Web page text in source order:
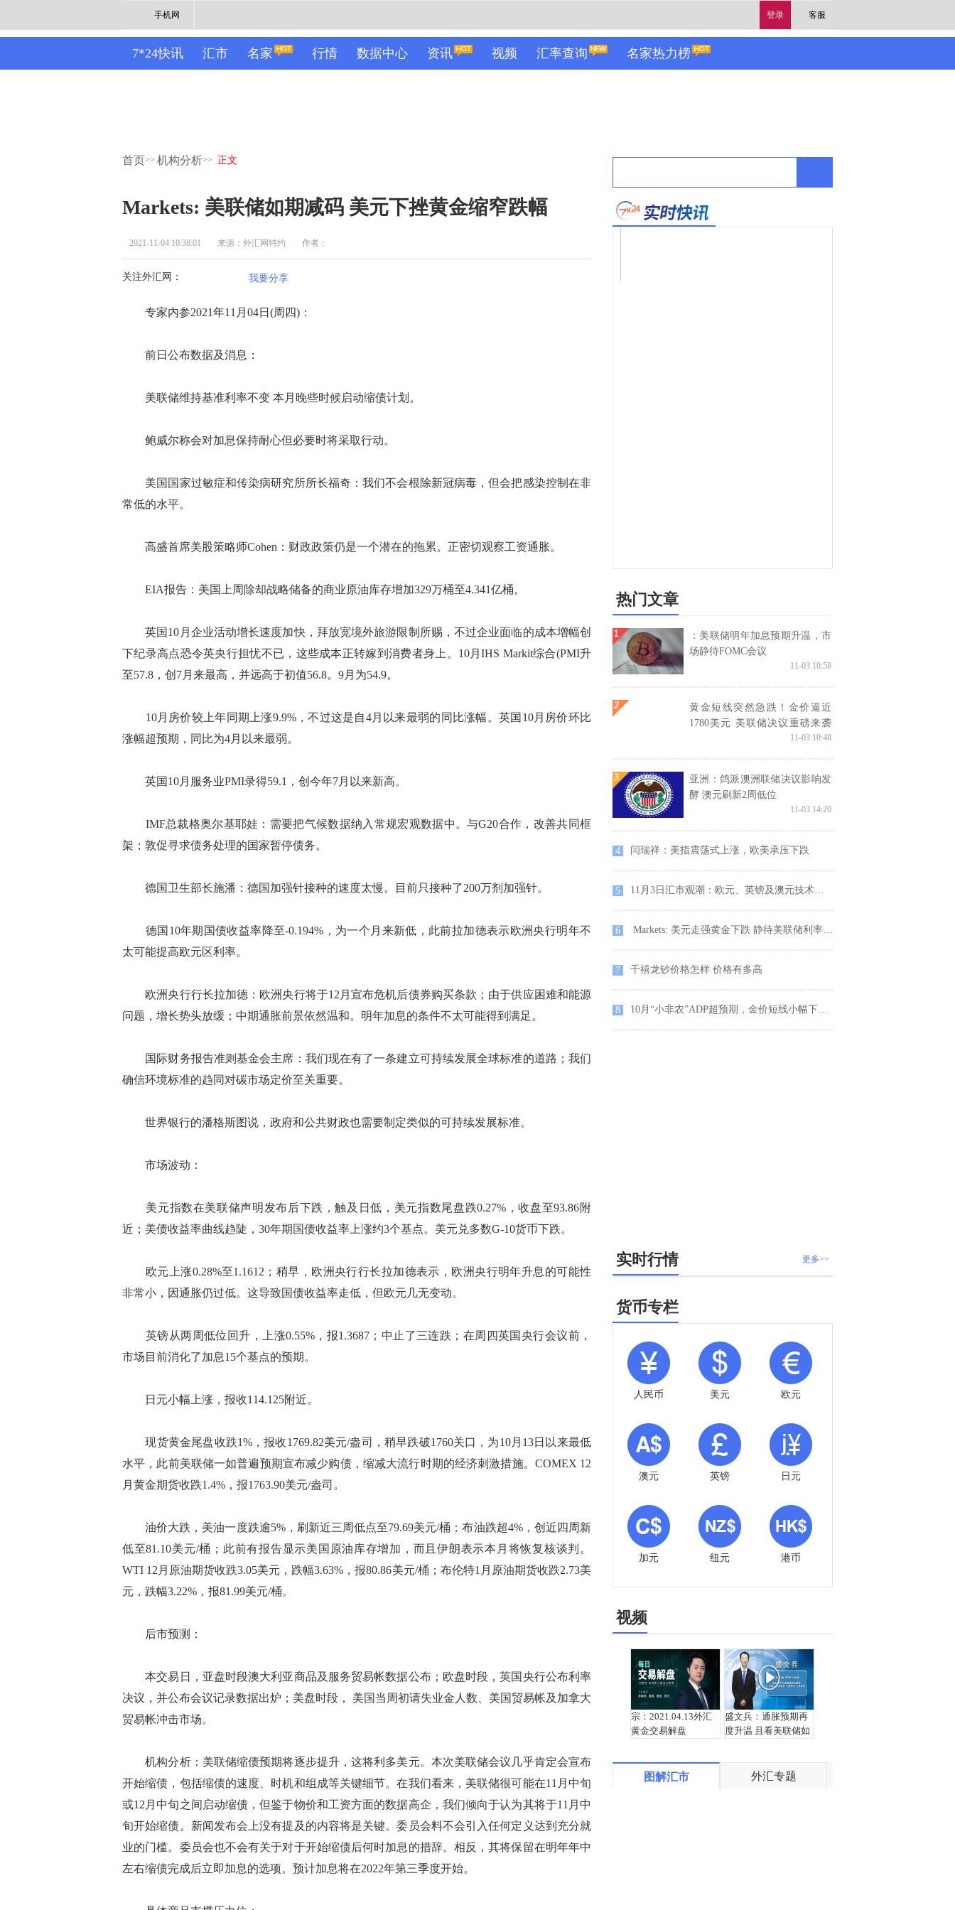
登录 客服
手机网
7*24快讯 汇市 名家 行情 数据中心 资讯 视频 汇率查询 名家热力榜
首页>> 机构分析>> 正文
Markets: 美联储如期减码 美元下挫黄金缩窄跌幅
2021-11-04 10:38:01 来源：外汇网特约 作者：
关注外汇网： 我要分享
专家内参2021年11月04日(周四)：
前日公布数据及消息：
美联储维持基准利率不变 本月晚些时候启动缩债计划。
鲍威尔称会对加息保持耐心但必要时将采取行动。
美国国家过敏症和传染病研究所所长福奇：我们不会根除新冠病毒，但会把感染控制在非
常低的水平。
高盛首席美股策略师Cohen：财政政策仍是一个潜在的拖累。正密切观察工资通胀。
EIA报告：美国上周除却战略储备的商业原油库存增加329万桶至4.341亿桶。
英国10月企业活动增长速度加快，拜放宽境外旅游限制所赐，不过企业面临的成本增幅创
下纪录高点恐令英央行担忧不已，这些成本正转嫁到消费者身上。10月IHS Markit综合(PMI升
至57.8，创7月来最高，并远高于初值56.8。9月为54.9。
10月房价较上年同期上涨9.9%，不过这是自4月以来最弱的同比涨幅。英国10月房价环比
涨幅超预期，同比为4月以来最弱。
英国10月服务业PMI录得59.1，创今年7月以来新高。
IMF总裁格奥尔基耶娃：需要把气候数据纳入常规宏观数据中。与G20合作，改善共同框
架；敦促寻求债务处理的国家暂停债务。
德国卫生部长施潘：德国加强针接种的速度太慢。目前只接种了200万剂加强针。
德国10年期国债收益率降至-0.194%，为一个月来新低，此前拉加德表示欧洲央行明年不
太可能提高欧元区利率。
欧洲央行行长拉加德：欧洲央行将于12月宣布危机后债券购买条款；由于供应困难和能源
问题，增长势头放缓；中期通胀前景依然温和。明年加息的条件不太可能得到满足。
国际财务报告准则基金会主席：我们现在有了一条建立可持续发展全球标准的道路；我们
确信环境标准的趋同对碳市场定价至关重要。
世界银行的潘格斯图说，政府和公共财政也需要制定类似的可持续发展标准。
市场波动：
美元指数在美联储声明发布后下跌，触及日低，美元指数尾盘跌0.27%，收盘至93.86附
近；美债收益率曲线趋陡，30年期国债收益率上涨约3个基点。美元兑多数G-10货币下跌。
欧元上涨0.28%至1.1612；稍早，欧洲央行行长拉加德表示，欧洲央行明年升息的可能性
非常小，因通胀仍过低。这导致国债收益率走低，但欧元几无变动。
英镑从两周低位回升，上涨0.55%，报1.3687；中止了三连跌；在周四英国央行会议前，
市场目前消化了加息15个基点的预期。
日元小幅上涨，报收114.125附近。
现货黄金尾盘收跌1%，报收1769.82美元/盎司，稍早跌破1760关口，为10月13日以来最低
水平，此前美联储一如普遍预期宣布减少购债，缩减大流行时期的经济刺激措施。COMEX 12
月黄金期货收跌1.4%，报1763.90美元/盎司。
油价大跌，美油一度跌逾5%，刷新近三周低点至79.69美元/桶；布油跌超4%，创近四周新
低至81.10美元/桶；此前有报告显示美国原油库存增加，而且伊朗表示本月将恢复核谈判。
WTI 12月原油期货收跌3.05美元，跌幅3.63%，报80.86美元/桶；布伦特1月原油期货收跌2.73美
元，跌幅3.22%，报81.99美元/桶。
后市预测：
本交易日，亚盘时段澳大利亚商品及服务贸易帐数据公布；欧盘时段，英国央行公布利率
决议，并公布会议记录数据出炉；美盘时段， 美国当周初请失业金人数、美国贸易帐及加拿大
贸易帐冲击市场。
机构分析：美联储缩债预期将逐步提升，这将利多美元。本次美联储会议几乎肯定会宣布
开始缩债，包括缩债的速度、时机和组成等关键细节。在我们看来，美联储很可能在11月中旬
或12月中旬之间启动缩债，但鉴于物价和工资方面的数据高企，我们倾向于认为其将于11月中
旬开始缩债。新闻发布会上没有提及的内容将是关键。委员会料不会引入任何定义达到充分就
业的门槛。委员会也不会有关于对于开始缩债后何时加息的措辞。相反，其将保留在明年年中
左右缩债完成后立即加息的选项。预计加息将在2022年第三季度开始。
热门文章
：美联储明年加息预期升温，市
场静待FOMC会议
11-03 10:58
黄金短线突然急跌！金价逼近
1780美元 美联储决议重磅来袭
11-03 10:48
亚洲：鸽派澳洲联储决议影响发
酵 澳元刷新2周低位
11-03 14:20
4 闫瑞祥：美指震荡式上涨，欧美承压下跌
5 11月3日汇市观潮：欧元、英镑及澳元技术分析
6 Markets: 美元走强黄金下跌 静待美联储利率决议指引
7 千禧龙钞价格怎样 价格有多高
8 10月“小非农”ADP超预期，金价短线小幅下挫，美国就业市场复苏仍缓慢
更多>>
实时行情
货币专栏
人民币 美元 欧元
澳元 英镑 日元
加元 纽元 港币
视频
宗：2021.04.13外汇
黄金交易解盘
盛文兵：通胀预期再
度升温 且看美联储如
图解汇市 外汇专题